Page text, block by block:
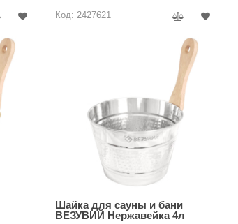
Руспанель
Код: 2427621
Шайка для сауны и бани
ВЕЗУВИЙ Нержавейка 4л